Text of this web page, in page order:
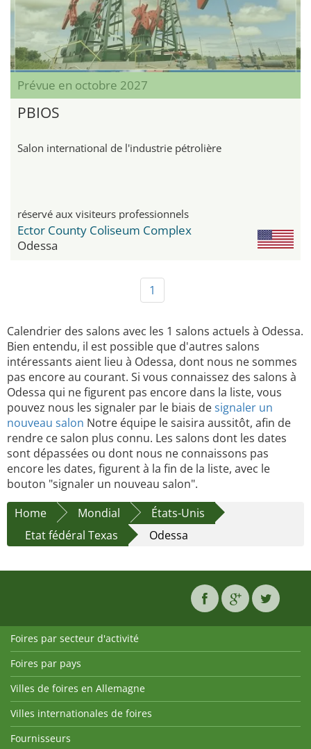
Prévue en octobre 2027
PBIOS
Salon international de l'industrie pétrolière
réservé aux visiteurs professionnels
Ector County Coliseum Complex
Odessa
1
Calendrier des salons avec les 1 salons actuels à Odessa.
Bien entendu, il est possible que d'autres salons
intéressants aient lieu à Odessa, dont nous ne sommes
pas encore au courant. Si vous connaissez des salons à
Odessa qui ne figurent pas encore dans la liste, vous
pouvez nous les signaler par le biais designaler un
nouveau salon Notre équipe le saisira aussitôt, afin de
rendre ce salon plus connu. Les salons dont les dates
sont dépassées ou dont nous ne connaissons pas
encore les dates, figurent à la fin de la liste, avec le
bouton "signaler un nouveau salon".
Home
Mondial
États-Unis
Etat fédéral Texas
Odessa
Foires par secteur d'activité
Foires par pays
Villes de foires en Allemagne
Villes internationales de foires
Fournisseurs